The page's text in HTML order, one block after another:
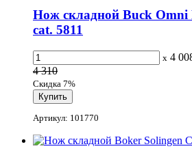
Нож складной Buck Omni
cat. 5811
x 4
4 310
Скидка 7%
Артикул: 101770